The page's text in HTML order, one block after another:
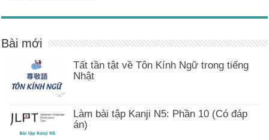
Bài mới
Tất tần tật về Tôn Kính Ngữ trong tiếng
Nhật
Làm bài tập Kanji N5: Phần 10 (Có đáp
án)